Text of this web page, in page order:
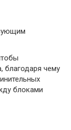
благодаря чему
блоками